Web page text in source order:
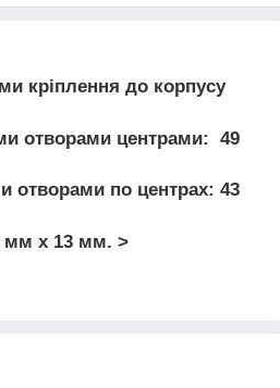
кріплення до корпусу
отворами центрами: 49
отворами по центрах: 43
мм x 13 мм. >